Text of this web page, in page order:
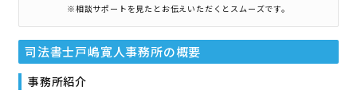
※相談サポートを見たとお伝えいただくとスムーズです。
司法書士戸嶋寛人事務所の概要
事務所紹介